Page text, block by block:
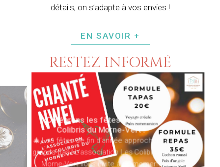
détails, on s’adapte à vos envies !
EN SAVOIR +
RESTEZ INFORMÉ
Célébrons les fêtes avec Les
Colibris du Morne-Vert !
🎄 Les fêtes de fin d’année approchent à
grands pas ! L’association Les Colibris du
Morne-Vert vous invite à un moment